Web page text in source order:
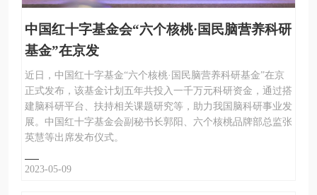
中国红十字基金会“六个核桃·国民脑营养科研
基金”在京发
近日，中国红十字基金“六个核桃·国民脑营养科研基金”在京
正式发布，该基金计划五年共投入一千万元科研资金，通过搭
建脑科研平台、扶持相关课题研究等，助力我国脑科研事业发
展。中国红十字基金会副秘书长郭阳、六个核桃品牌部总监张
英慧等出席发布仪式。
2023-05-09